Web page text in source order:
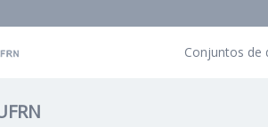
Conjuntos de